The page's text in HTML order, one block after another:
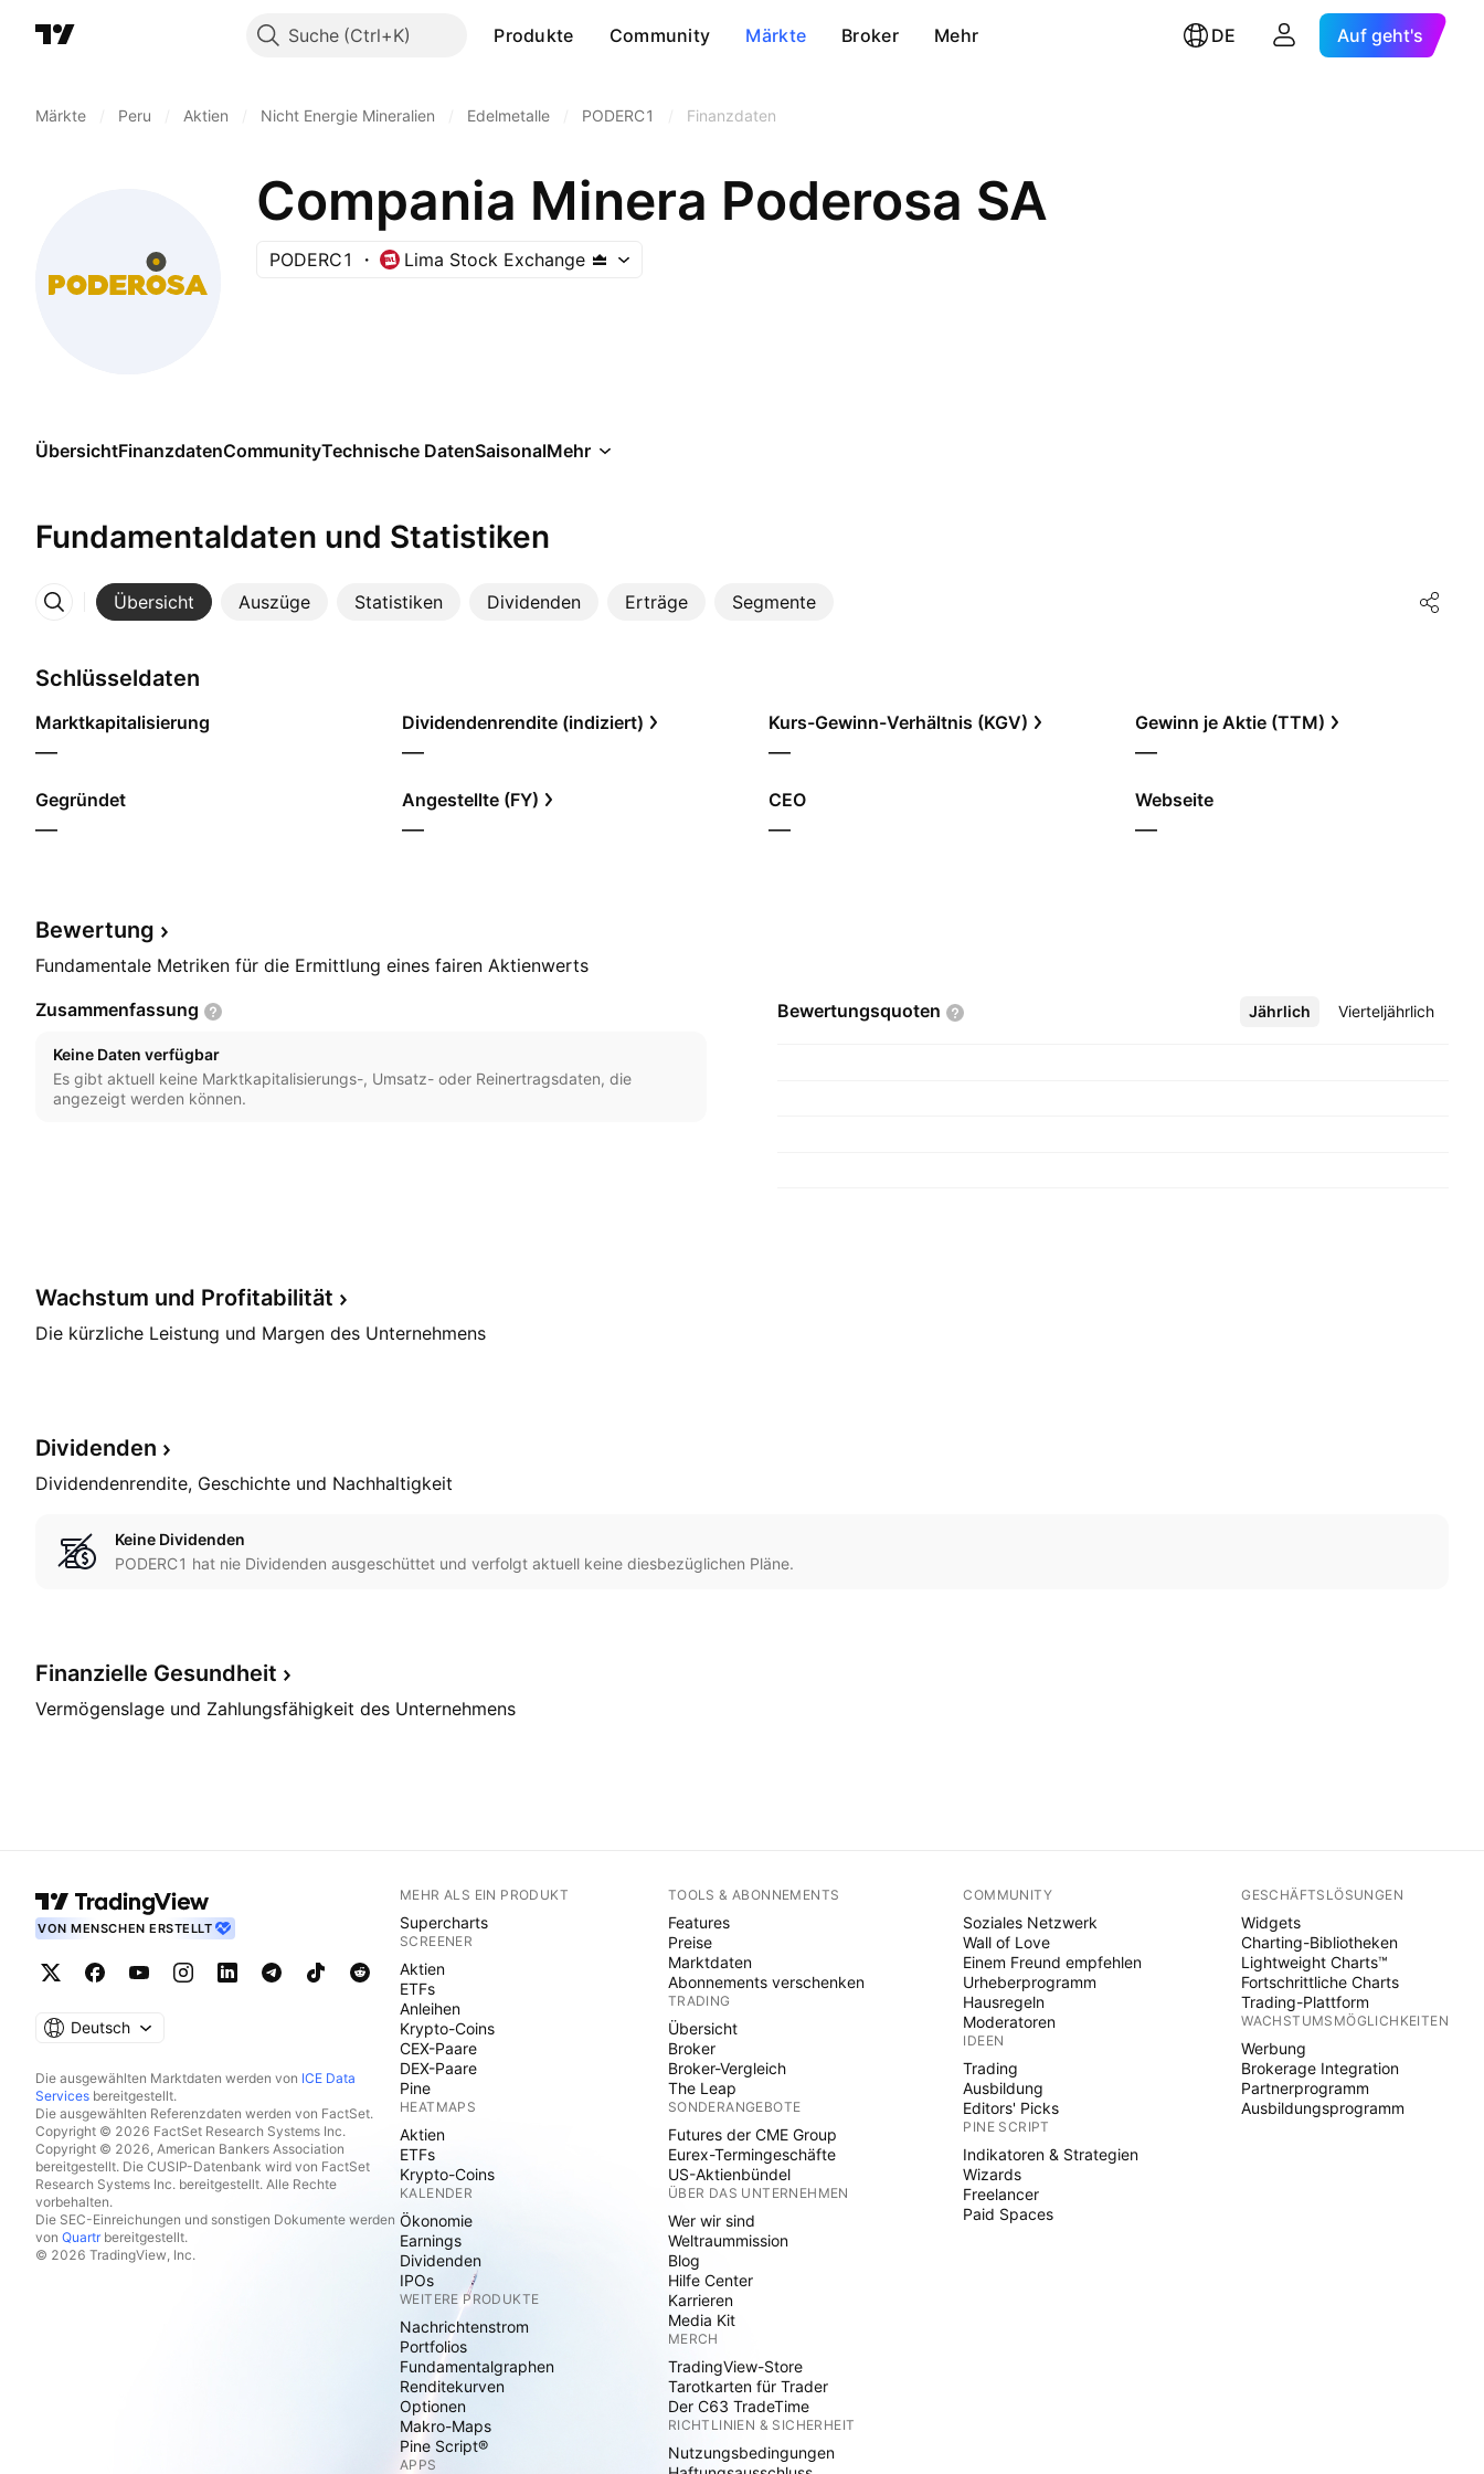
Suche Produkte Community Märkte Broker Mehr DE Auf geht's
Märkte Peru Aktien Nicht Energie Mineralien Edelmetalle PODERC1 Finanzdaten
Compania Minera Poderosa SA
PODERC1 Lima Stock Exchange
ÜbersichtFinanzdatenCommunityTechnische DatenSaisonalMehr
Fundamentaldaten und Statistiken
Übersicht Auszüge Statistiken Dividenden Erträge Segmente
Mehr
Schlüsseldaten
Marktkapitalisierung
—
Dividendenrendite (indiziert)
—
Kurs-Gewinn-Verhältnis (KGV)
—
Gewinn je Aktie (TTM)
—
Gegründet
—
Angestellte (FY)
—
CEO
—
Webseite
—
Bewertung
Fundamentale Metriken für die Ermittlung eines fairen Aktienwerts
Zusammenfassung
Keine Daten verfügbar
Es gibt aktuell keine Marktkapitalisierungs-, Umsatz- oder Reinertragsdaten, die
angezeigt werden können.
Bewertungsquoten Jährlich Vierteljährlich
Mehr
Wachstum und Profitabilität
Die kürzliche Leistung und Margen des Unternehmens
Dividenden
Dividendenrendite, Geschichte und Nachhaltigkeit
Keine Dividenden
PODERC1 hat nie Dividenden ausgeschüttet und verfolgt aktuell keine diesbezüglichen Pläne.
Finanzielle Gesundheit
Vermögenslage und Zahlungsfähigkeit des Unternehmens
VON MENSCHEN ERSTELLT
Deutsch
Die ausgewählten Marktdaten werden von ICE Data
Services bereitgestellt.
Die ausgewählten Referenzdaten werden von FactSet.
Copyright © 2026 FactSet Research Systems Inc.
Copyright © 2026, American Bankers Association
bereitgestellt. Die CUSIP-Datenbank wird von FactSet
Research Systems Inc. bereitgestellt. Alle Rechte
vorbehalten.
Die SEC-Einreichungen und sonstigen Dokumente werden
von Quartrbereitgestellt.
© 2026 TradingView, Inc.
MEHR ALS EIN PRODUKT
Supercharts
SCREENER
Aktien
ETFs
Anleihen
Krypto-Coins
CEX-Paare
DEX-Paare
Pine
HEATMAPS
Aktien
ETFs
Krypto-Coins
KALENDER
Ökonomie
Earnings
Dividenden
IPOs
WEITERE PRODUKTE
Nachrichtenstrom
Portfolios
Fundamentalgraphen
Renditekurven
Optionen
Makro-Maps
Pine Script®
APPS
TOOLS & ABONNEMENTS
Features
Preise
Marktdaten
Abonnements verschenken
TRADING
Übersicht
Broker
Broker-Vergleich
The Leap
SONDERANGEBOTE
Futures der CME Group
Eurex-Termingeschäfte
US-Aktienbündel
ÜBER DAS UNTERNEHMEN
Wer wir sind
Weltraummission
Blog
Hilfe Center
Karrieren
Media Kit
MERCH
TradingView-Store
Tarotkarten für Trader
Der C63 TradeTime
RICHTLINIEN & SICHERHEIT
Nutzungsbedingungen
COMMUNITY
Soziales Netzwerk
Wall of Love
Einem Freund empfehlen
Urheberprogramm
Hausregeln
Moderatoren
IDEEN
Trading
Ausbildung
Editors' Picks
PINE SCRIPT
Indikatoren & Strategien
Wizards
Freelancer
Paid Spaces
GESCHÄFTSLÖSUNGEN
Widgets
Charting-Bibliotheken
Lightweight Charts™
Fortschrittliche Charts
Trading-Plattform
WACHSTUMSMÖGLICHKEITEN
Werbung
Brokerage Integration
Partnerprogramm
Ausbildungsprogramm